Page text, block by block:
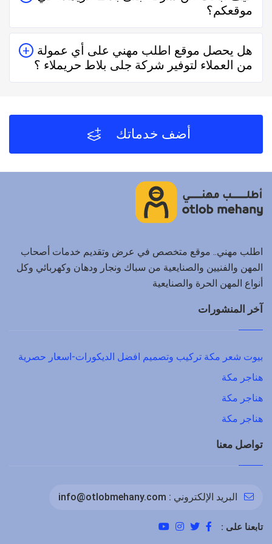
حقيقيين وهذا يدل على جودة الخدمة.
موقعكم؟
يُمكنك البحث عن شركة جلى بلاط حريملاء في موقعنا من
خلال تحديد المنطقة ثم تحديد المهنة وإختيار الفني الأقرب
إليك والأفضل تقييماً فموقع اطلب مهني يعتمد على تقييم
الفنيين والشركات من خلال العملاء بعد كل زيارة لهم.
هل يحصل موقع اطلب مهني على أي عمولة
من العملاء لتوفير شركة جلى بلاط حريملاء ؟
أضف خدماتك
اطلب مهني.. موقع متخصص في عرض وتقديم خدمات أصحاب
المهن والفنيين والصنايعية من سباك ونجار ودهان وكهربائي وكل
أنواع المهن الحرة والصنايعية
آخر المنشورات
بيوت شعر مكة تركيب وتصميم افضل الديكورات-اسعار حصرية
هناجر مكة
هناجر مكة
هناجر مكة
تواصل معنا
البريد الإلكتروني : info@otlobmehany.com
تابعنا على :